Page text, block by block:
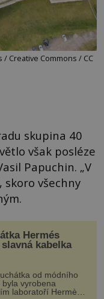
Creative Commons / CC
skupina 40
však posléze
Papuchin. „V
skoro všechny
Hermés
kabelka
od módního
vyrobena
laboratoří Hermès